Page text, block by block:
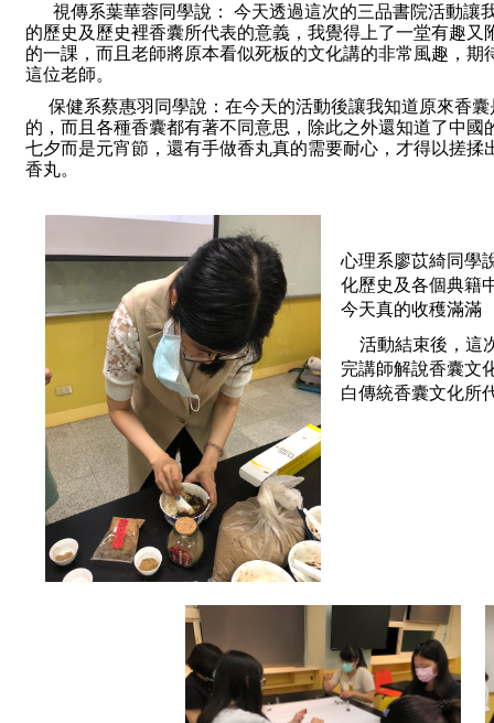
視傳系葉華蓉同學說： 今天透過這次的三品書院活動讓
的歷史及歷史裡香囊所代表的意義，我覺得上了一堂有趣又
的一課，而且老師將原本看似死板的文化講的非常風趣，期
這位老師。
保健系蔡惠羽同學說：在今天的活動後讓我知道原來香
的，而且各種香囊都有著不同意思，除此之外還知道了中國
七夕而是元宵節，還有手做香丸真的需要耐心，才得以搓揉
香丸。
心理系廖苡綺同學
化歷史及各個典籍
今天真的收穫滿滿
完講師解說香囊文
白傳統香囊文化所